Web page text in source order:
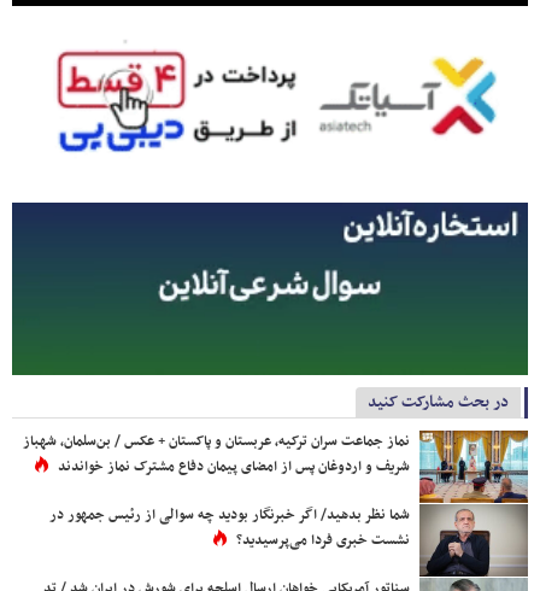
در بحث مشارکت کنید
نماز جماعت سران ترکیه، عربستان و پاکستان + عکس / بن‌سلمان، شهباز
شریف و اردوغان پس از امضای پیمان دفاع مشترک نماز خواندند
شما نظر بدهید/ اگر خبرنگار بودید چه سوالی از رئیس جمهور در
نشست خبری فردا می‌پرسیدید؟